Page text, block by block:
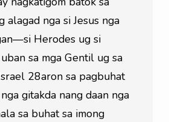
alagad nga si Jesus nga
Herodes ug si
sa mga Gentil ug sa
28aron sa pagbuhat
gitakda nang daan nga
sa buhat sa imong